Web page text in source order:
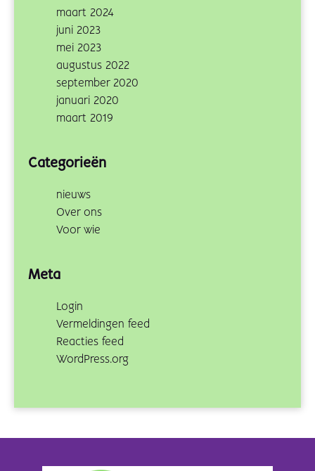
maart 2024
juni 2023
mei 2023
augustus 2022
september 2020
januari 2020
maart 2019
Categorieën
nieuws
Over ons
Voor wie
Meta
Login
Vermeldingen feed
Reacties feed
WordPress.org